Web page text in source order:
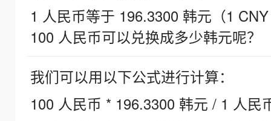
1 人民币等于 196.3300 韩元（1
100 人民币可以兑换成多少韩元呢？
我们可以用以下公式进行计算：
100 人民币 * 196.3300 韩元 / 1 人民